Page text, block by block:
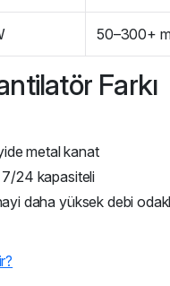
50–300+
Farkı
metal kanat
24 kapasiteli
daha yüksek debi